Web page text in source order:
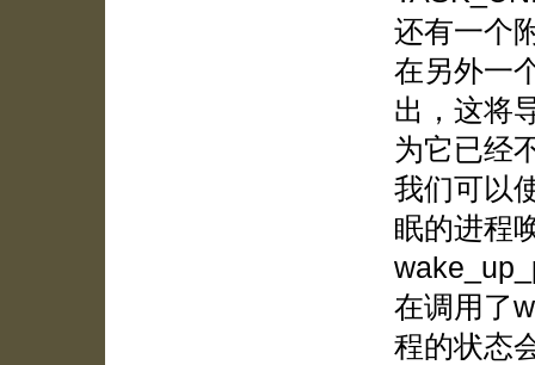
还有一个
在另外一
出，这将
为它已经
我们可以
眠的进程
在调用了
程的状态